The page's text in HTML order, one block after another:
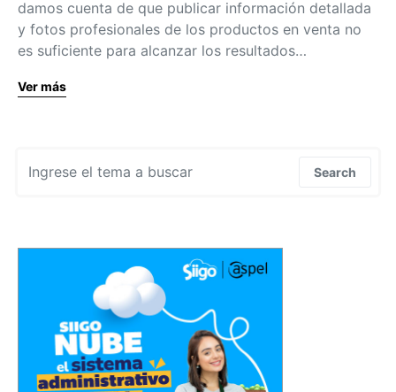
damos cuenta de que publicar información detallada
y fotos profesionales de los productos en venta no
es suficiente para alcanzar los resultados…
Ver más
Search